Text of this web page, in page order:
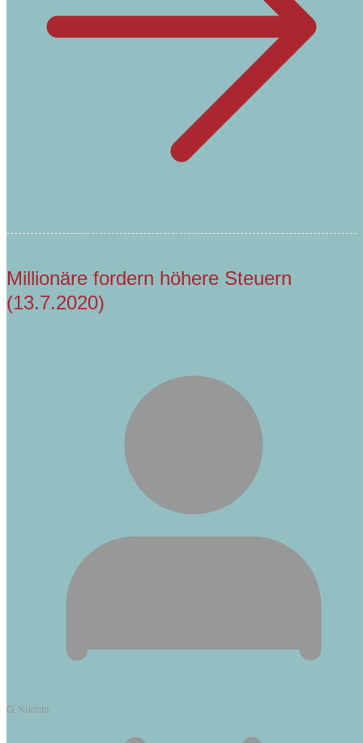
Millionäre fordern höhere Steuern
(13.7.2020)
G. Kuchta